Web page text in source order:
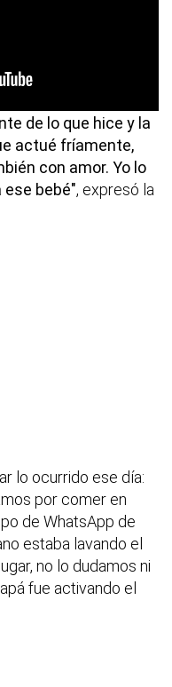
de lo que hice y la
actué fríamente,
con amor. Yo lo
ese bebé", expresó la
lo ocurrido ese día:
por comer en
de WhatsApp de
estaba lavando el
no lo dudamos ni
fue activando el